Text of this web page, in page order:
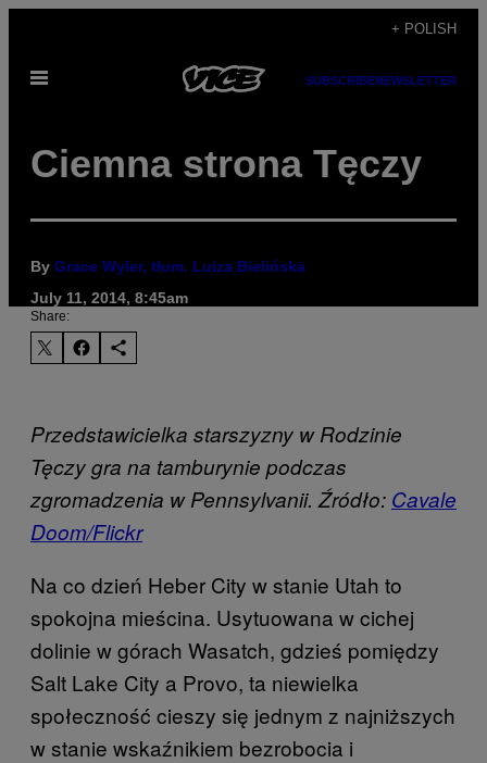
content
+ POLISH
Open
SUBSCRIBENEWSLETTER
Ciemna strona Tęczy
By Grace Wyler, tłum. Luiza Bielińska
July 11, 2014, 8:45am
Share:
Przedstawicielka starszyzny w Rodzinie
Tęczy gra na tamburynie podczas
zgromadzenia w Pennsylvanii. Źródło: Cavale
Doom/Flickr
Na co dzień Heber City w stanie Utah to
spokojna mieścina. Usytuowana w cichej
dolinie w górach Wasatch, gdzieś pomiędzy
Salt Lake City a Provo, ta niewielka
społeczność cieszy się jednym z najniższych
w stanie wskaźnikiem bezrobocia i